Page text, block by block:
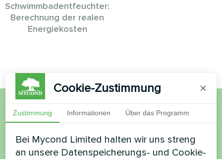
Schwimmbadentfeuchter:
Berechnung der realen
Energiekosten
Möchten Sie kaufen oder
haben Sie Fragen?
Cookie-Zustimmung ×
Zustimmung Informationen Über das Programm
Bei Mycond Limited halten wir uns streng
an unsere Datenspeicherungs- und Cookie-